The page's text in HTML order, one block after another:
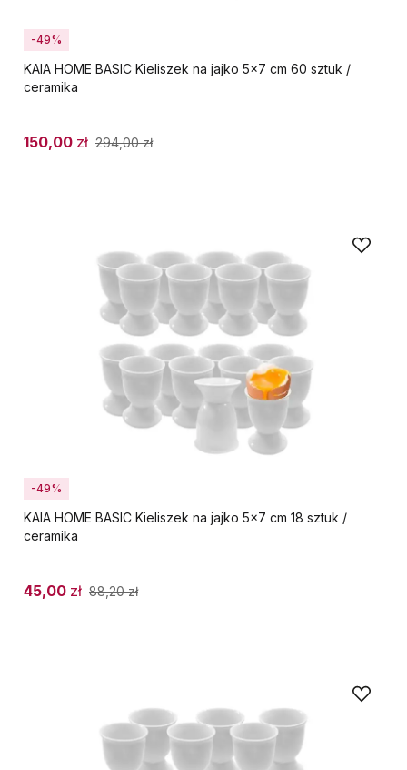
-49%
KAIA HOME BASIC Kieliszek na jajko 5x7 cm 60 sztuk /
ceramika
150,00 zł 294,00zł
-49%
KAIA HOME BASIC Kieliszek na jajko 5x7 cm 18 sztuk /
ceramika
45,00 zł 88,20zł